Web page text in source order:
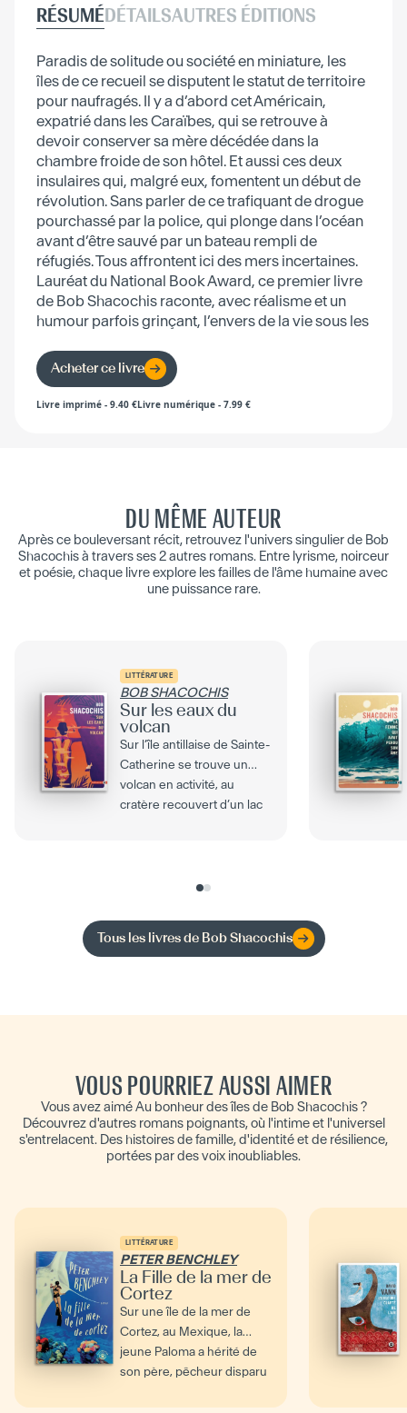
RÉSUMÉDÉTAILSAUTRES ÉDITIONS
Paradis de solitude ou société en miniature, les
îles de ce recueil se disputent le statut de territoire
pour naufragés. Il y a d’abord cet Américain,
expatrié dans les Caraïbes, qui se retrouve à
devoir conserver sa mère décédée dans la
chambre froide de son hôtel. Et aussi ces deux
insulaires qui, malgré eux, fomentent un début de
révolution. Sans parler de ce trafiquant de drogue
pourchassé par la police, qui plonge dans l’océan
avant d’être sauvé par un bateau rempli de
réfugiés. Tous affrontent ici des mers incertaines.
Lauréat du National Book Award, ce premier livre
de Bob Shacochis raconte, avec réalisme et un
humour parfois grinçant, l’envers de la vie sous les
Acheter ce livre
Livre imprimé - 9.40 €Livre numérique - 7.99 €
DU MÊME AUTEUR
Après ce bouleversant récit, retrouvez l'univers singulier de Bob
Shacochis à travers ses 2 autres romans. Entre lyrisme, noirceur
et poésie, chaque livre explore les failles de l'âme humaine avec
une puissance rare.
LITTÉRATURE
BOB SHACOCHIS
Sur les eaux du
volcan
Sur l’île antillaise de Sainte-
Catherine se trouve un
volcan en activité, au
cratère recouvert d’un lac
Tous les livres de Bob Shacochis
VOUS POURRIEZ AUSSI AIMER
Vous avez aimé Au bonheur des îles de Bob Shacochis ?
Découvrez d'autres romans poignants, où l'intime et l'universel
s'entrelacent. Des histoires de famille, d'identité et de résilience,
portées par des voix inoubliables.
LITTÉRATURE
PETER BENCHLEY
La Fille de la mer de
Cortez
Sur une île de la mer de
Cortez, au Mexique, la
jeune Paloma a hérité de
son père, pêcheur disparu